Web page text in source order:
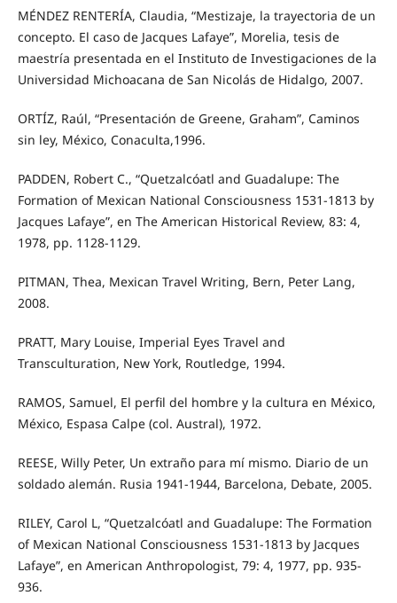
MÉNDEZ RENTERÍA, Claudia, “Mestizaje, la trayectoria de un
concepto. El caso de Jacques Lafaye”, Morelia, tesis de
maestría presentada en el Instituto de Investigaciones de la
Universidad Michoacana de San Nicolás de Hidalgo, 2007.
ORTÍZ, Raúl, “Presentación de Greene, Graham”, Caminos
sin ley, México, Conaculta,1996.
PADDEN, Robert C., “Quetzalcóatl and Guadalupe: The
Formation of Mexican National Consciousness 1531-1813 by
Jacques Lafaye”, en The American Historical Review, 83: 4,
1978, pp. 1128-1129.
PITMAN, Thea, Mexican Travel Writing, Bern, Peter Lang,
2008.
PRATT, Mary Louise, Imperial Eyes Travel and
Transculturation, New York, Routledge, 1994.
RAMOS, Samuel, El perfil del hombre y la cultura en México,
México, Espasa Calpe (col. Austral), 1972.
REESE, Willy Peter, Un extraño para mí mismo. Diario de un
soldado alemán. Rusia 1941-1944, Barcelona, Debate, 2005.
RILEY, Carol L, “Quetzalcóatl and Guadalupe: The Formation
of Mexican National Consciousness 1531-1813 by Jacques
Lafaye”, en American Anthropologist, 79: 4, 1977, pp. 935-
936.